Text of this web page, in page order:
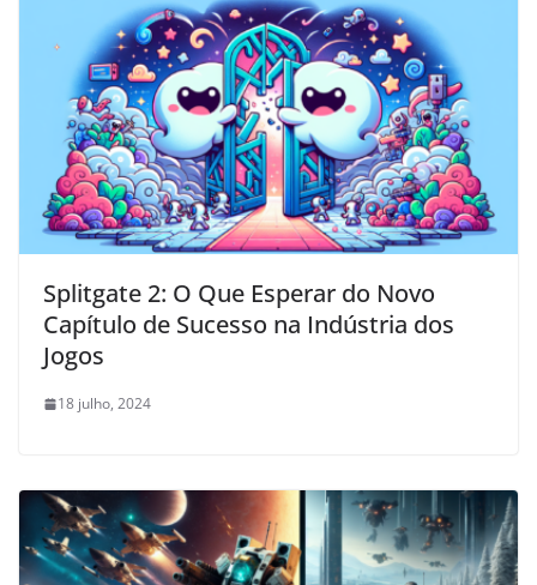
Splitgate 2: O Que Esperar do Novo
Capítulo de Sucesso na Indústria dos
Jogos
18 julho, 2024